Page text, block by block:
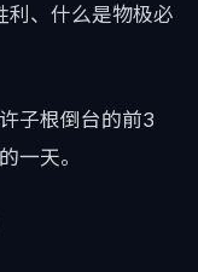
利、什么是物极必
子根倒台的前3
一天。